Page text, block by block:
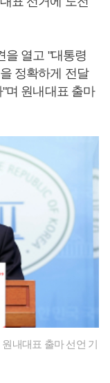
을 열고 "대통령
정확하게 전달
며 원내대표 출마
내대표 출마 선언 기